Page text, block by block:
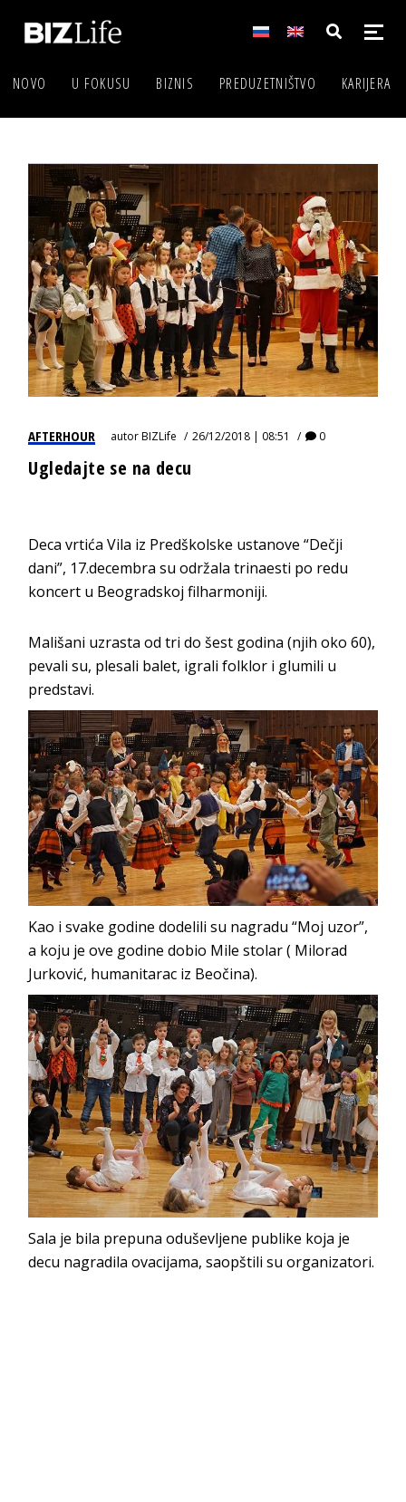
NOVO U FOKUSU BIZNIS PREDUZETNIŠTVO KARIJERA
AFTERHOUR autorBIZLife 26/12/2018 | 08:51 0
Ugledajte se na decu
Deca vrtića Vila iz Predškolske ustanove “Dečji
dani”, 17.decembra su održala trinaesti po redu
koncert u Beogradskoj filharmoniji.
Mališani uzrasta od tri do šest godina (njih oko 60),
pevali su, plesali balet, igrali folklor i glumili u
predstavi.
Kao i svake godine dodelili su nagradu “Moj uzor”,
a koju je ove godine dobio Mile stolar ( Milorad
Jurković, humanitarac iz Beočina).
Sala je bila prepuna oduševljene publike koja je
decu nagradila ovacijama, saopštili su organizatori.